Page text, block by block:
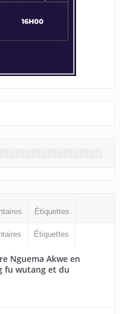
Étiquettes
Étiquettes
Nguema Akwe en
fu wutang et du